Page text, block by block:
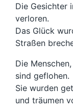
Die Gesichter
verloren.
Das Glück
Straßen
Die
sind geflohen.
Sie wurden
und träumen